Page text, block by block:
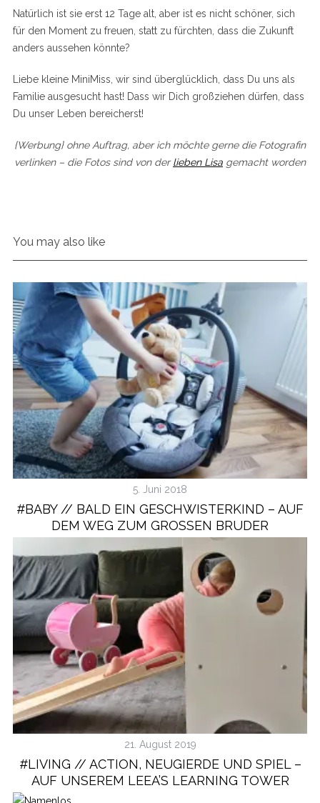
Natürlich ist sie erst 12 Tage alt, aber ist es nicht schöner, sich
für den Moment zu freuen, statt zu fürchten, dass die Zukunft
anders aussehen könnte?
Liebe kleine MiniMiss, wir sind überglücklich, dass Du uns als
Familie ausgesucht hast! Dass wir Dich großziehen dürfen, dass
Du unser Leben bereicherst!
{Werbung} ohne Auftrag, aber ich möchte gerne die Fotografin
verlinken – die Fotos sind von derlieben Lisa gemacht worden
You may also like
5. Juni 2018
#BABY // BALD EIN GESCHWISTERKIND – AUF
DEM WEG ZUM GROSSEN BRUDER
21. August 2019
#LIVING // ACTION, NEUGIERDE UND SPIEL –
AUF UNSEREM LEEA’S LEARNING TOWER